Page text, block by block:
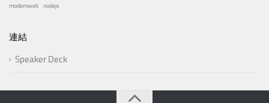
modernweb nodejs
連結
Speaker Deck